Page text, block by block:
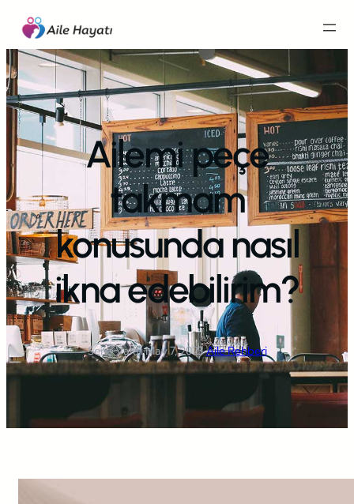
İçeriğe
geç
Ailemi peçe
takmam
konusunda nasıl
ikna edebilirim?
Sena Vakfı·May 7, 2023·Aile Rehberi